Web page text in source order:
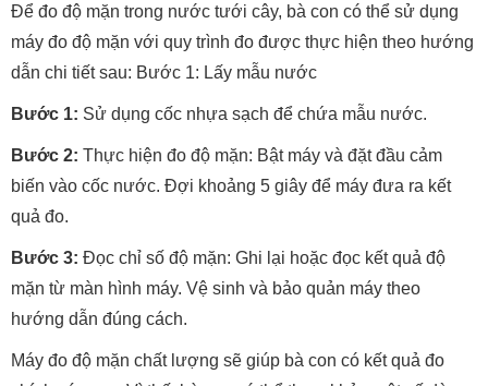
Để đo độ mặn trong nước tưới cây, bà con có thể sử dụng
máy đo độ mặn với quy trình đo được thực hiện theo hướng
dẫn chi tiết sau: Bước 1: Lấy mẫu nước
Bước 1: Sử dụng cốc nhựa sạch để chứa mẫu nước.
Bước 2: Thực hiện đo độ mặn: Bật máy và đặt đầu cảm
biến vào cốc nước. Đợi khoảng 5 giây để máy đưa ra kết
quả đo.
Bước 3: Đọc chỉ số độ mặn: Ghi lại hoặc đọc kết quả độ
mặn từ màn hình máy. Vệ sinh và bảo quản máy theo
hướng dẫn đúng cách.
Máy đo độ mặn chất lượng sẽ giúp bà con có kết quả đo